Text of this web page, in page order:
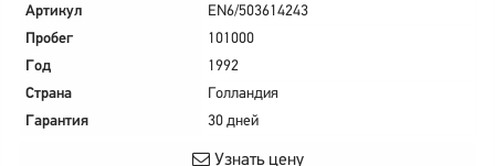
Артикул
EN6/503614243
Пробег
101000
Год
1992
Страна
Голландия
Гарантия
30 дней
Узнать цену